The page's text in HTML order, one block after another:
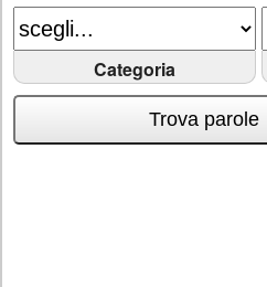
Categoria
Trova parole